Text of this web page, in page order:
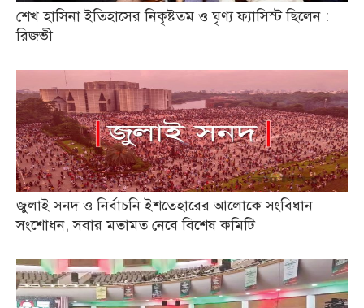
শেখ হাসিনা ইতিহাসের নিকৃষ্টতম ও ঘৃণ্য ফ্যাসিস্ট ছিলেন :
রিজভী
জুলাই সনদ ও নির্বাচনি ইশতেহারের আলোকে সংবিধান
সংশোধন, সবার মতামত নেবে বিশেষ কমিটি